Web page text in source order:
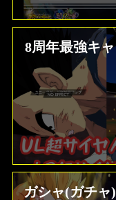
8周年最強キ
ガシャ(ガチャ)大当たり演出まとめ【7/8更